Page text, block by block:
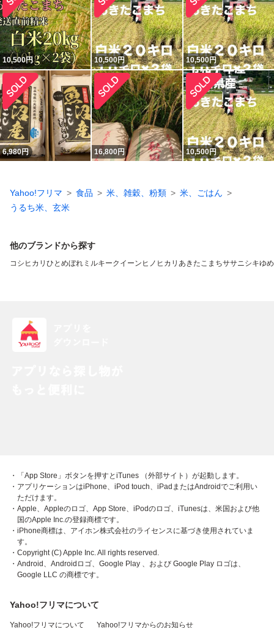
10,500円 10,500円 10,500円
6,980円 16,800円 10,500円
Yahoo!フリマ 食品 米、雑穀、粉類
米、ごはん
うるち米、玄米
他のブランドから探す
コシヒカリ ひとめぼれ ミルキークイーン ヒノヒカリ あきたこまちササニシキゆ
・「App Store」ボタンを押すとiTunes （外部サイト）が起動します。
・アプリケーションはiPhone、iPod touch、iPadまたはAndroidでご利用い
ただけます。
・Apple、Appleのロゴ、App Store、iPodのロゴ、iTunesは、米国および他
国のApple Inc.の登録商標です。
・iPhone商標は、アイホン株式会社のライセンスに基づき使用されていま
す。
・Copyright (C) Apple Inc. All rights reserved.
・Android、Androidロゴ、Google Play 、および Google Play ロゴは、
Google LLC の商標です。
Yahoo!フリマについて
Yahoo!フリマについて Yahoo!フリマからのお知らせ